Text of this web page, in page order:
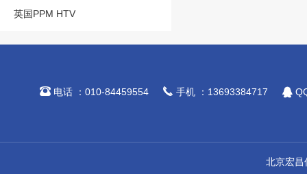
英国PPM HTV
电话 ：010-84459554  手机 ：13693384717 
北京宏昌